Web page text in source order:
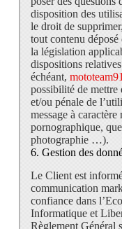
disposition des
le droit de
tout contenu
la législation
dispositions
échéant,
possibilité de mettre
et/ou pénale de
message à
pornographique,
photographie …).
6. Gestion des
Le Client est
communication
confiance dans
Informatique et
Règlement Général